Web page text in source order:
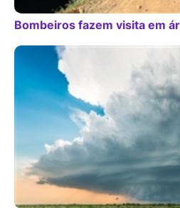
Bombeiros fazem visita em